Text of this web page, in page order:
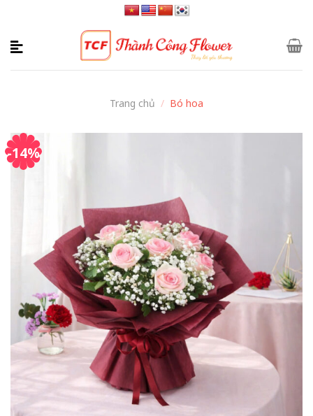
content
Trang chủ / Bó hoa
-14%